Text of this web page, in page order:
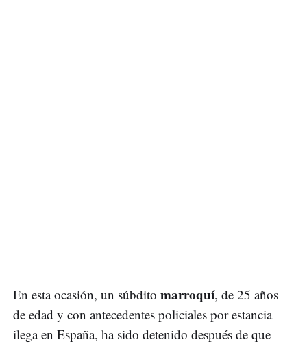
En esta ocasión, un súbdito marroquí, de 25 años
de edad y con antecedentes policiales por estancia
ilega en España, ha sido detenido después de que